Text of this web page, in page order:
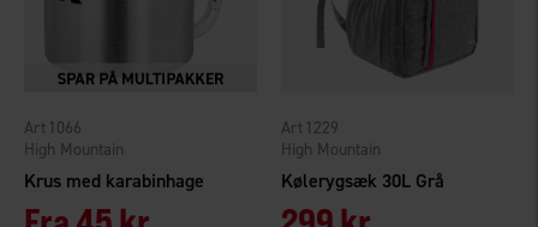
Krus med karabinhage
High Mountain
1066
Kølerygsæk 30L Grå
High Mountain
1229